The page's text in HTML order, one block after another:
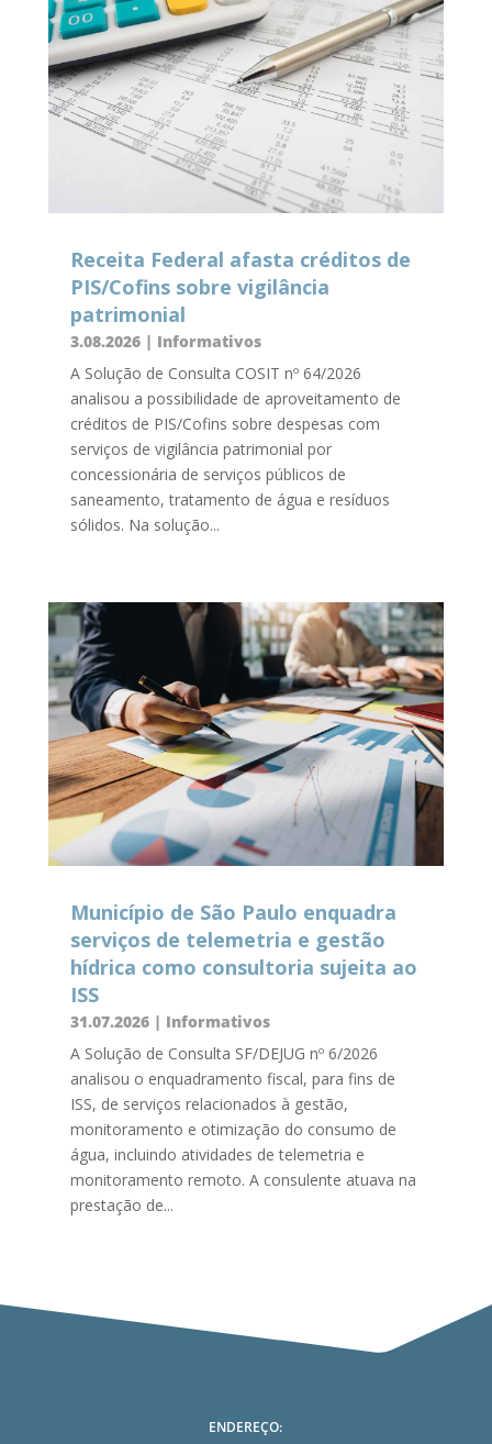
Receita Federal afasta créditos de
PIS/Cofins sobre vigilância
patrimonial
3.08.2026| Informativos
A Solução de Consulta COSIT nº 64/2026
analisou a possibilidade de aproveitamento de
créditos de PIS/Cofins sobre despesas com
serviços de vigilância patrimonial por
concessionária de serviços públicos de
saneamento, tratamento de água e resíduos
sólidos. Na solução...
Município de São Paulo enquadra
serviços de telemetria e gestão
hídrica como consultoria sujeita ao
ISS
31.07.2026| Informativos
A Solução de Consulta SF/DEJUG nº 6/2026
analisou o enquadramento fiscal, para fins de
ISS, de serviços relacionados à gestão,
monitoramento e otimização do consumo de
água, incluindo atividades de telemetria e
monitoramento remoto. A consulente atuava na
prestação de...
ENDEREÇO: